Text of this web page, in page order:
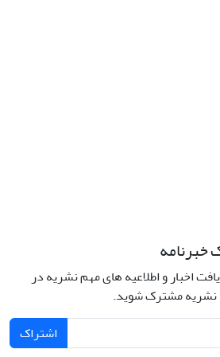
خبرنامه
اخبار و اطلاعیه های مهم نشریه در
نشریه مشترک شوید.
اشتراک